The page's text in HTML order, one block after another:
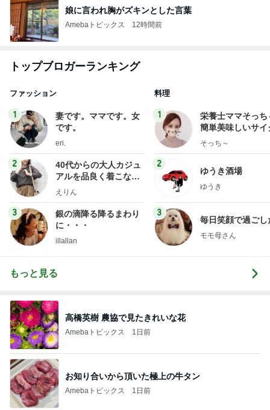
娘に言われ胸がズキンとした言葉
Amebaトピックス 12時間前
トップブロガーランキング
ファッション
1
妻です。ママです。女
です。
eri.
2
40代からの大人カジュ
アルを品良く着こなす
ファッションブログ
えりん
3
銀の滴降る降るまわり
に・・・
illallan
料理
1
栄養士ママそっち
簡単美味しいサイ
献立
そっち～
2
ゆうき酒場
ゆうき
3
毎日笑顔で過ごし
モモ母さん
もっと見る
高橋英樹 農協で見たきれいな花
Amebaトピックス 1日前
お知り合いから頂いた極上の牛タン
Amebaトピックス 1日前